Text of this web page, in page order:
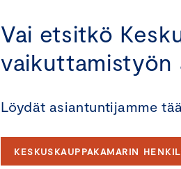
Vai etsitkö
vaikuttamistyön
Löydät asiantuntijamme
KESKUSKAUPPAKAMARIN